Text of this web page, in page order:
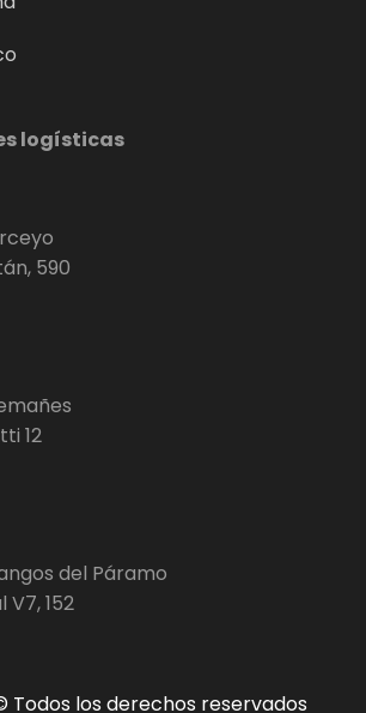
logísticas
590
12
del Páramo
V7, 152
Todos los derechos reservados